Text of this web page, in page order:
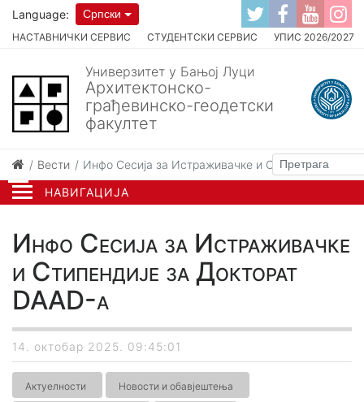
НАВИГАЦИЈА
НАСТАВНИЧКИ СЕРВИС СТУДЕНТСКИ СЕРВИС УПИС 2026/2027
Language: Српски
Универзитет у Бањој Луци
Архитектонско-
грађевинско-геодетски
факултет
Вести Инфо Сесија за Истраживачке и Стипендије за
Инфо Сесија за Истраживачке
и Стипендије за Докторат
DAAD-а
14. октобар 2025. 09:45:01
Актуелности Новости и обавјештења